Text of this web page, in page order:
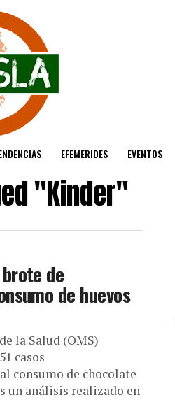
EFEMERIDES EVENTOS
"Kinder"
de
de huevos
la Salud (OMS)
casos
consumo de chocolate
un análisis realizado en